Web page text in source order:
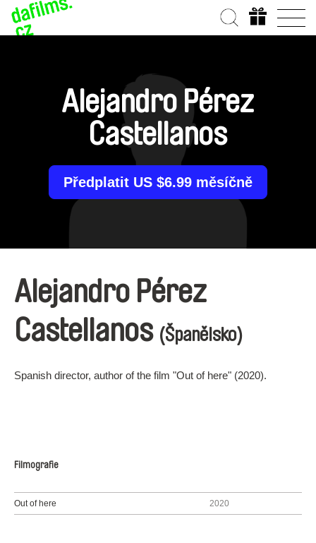
Alejandro Pérez
Castellanos
Předplatit US $6.99 měsíčně
Alejandro Pérez
Castellanos (Španělsko)
Spanish director, author of the film "Out of here" (2020).
Filmografie
Out of here 2020